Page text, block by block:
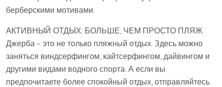
берберскими мотивами.
АКТИВНЫЙ ОТДЫХ: БОЛЬШЕ, ЧЕМ ПРОСТО ПЛЯЖ
Джерба – это не только пляжный отдых. Здесь можно
заняться виндсерфингом, кайтсерфингом, дайвингом и
другими видами водного спорта. А если вы
предпочитаете более спокойный отдых, отправляйтесь